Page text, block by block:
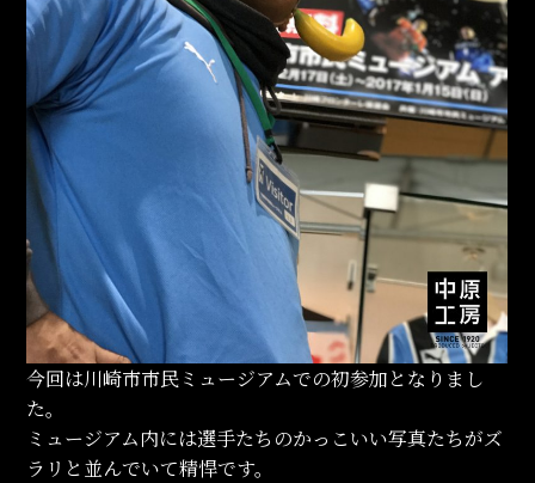
今回は川崎市市民ミュージアムでの初参加となりまし
た。
ミュージアム内には選手たちのかっこいい写真たちがズ
ラリと並んでいて精悍です。